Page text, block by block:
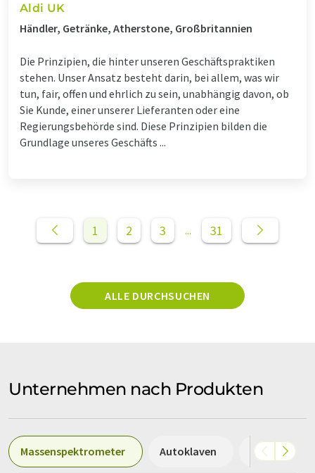
Aldi UK
Händler, Getränke, Atherstone, Großbritannien
Die Prinzipien, die hinter unseren Geschäftspraktiken
stehen. Unser Ansatz besteht darin, bei allem, was wir
tun, fair, offen und ehrlich zu sein, unabhängig davon, ob
Sie Kunde, einer unserer Lieferanten oder eine
Regierungsbehörde sind. Diese Prinzipien bilden die
Grundlage unseres Geschäfts ...
1 2 3 ... 31
ALLE DURCHSUCHEN
Unternehmen nach Produkten
Massenspektrometer Autoklaven Mikroskope